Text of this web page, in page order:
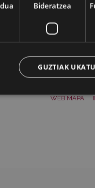
WEB MAPA
Bideratzea
GUZTIAK UKATU